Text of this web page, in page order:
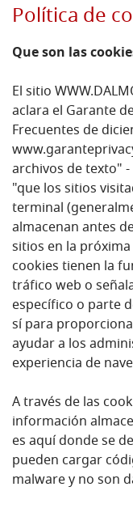
Política de
Que son las
El sitio
aclara el Garante
Frecuentes de
archivos de texto"
"que los sitios
terminal
almacenan antes
sitios en la
cookies tienen la
tráfico web o
específico o parte
sí para
ayudar a los
experiencia de
A través de las
información
es aquí donde se
pueden cargar
malware y no son